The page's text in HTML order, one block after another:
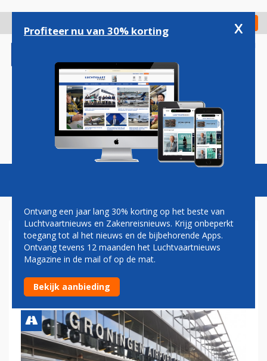
gaan
Check in
Magazine Podcasts Vacatures
KOS EN GAZIPASA NIEUW IN
ZOMERDIENSTREGELING
GRONINGEN AIRPORT EELDE
Profiteer nu van 30% korting x
Ontvang een jaar lang 30% korting op het beste van
Luchtvaartnieuws en Zakenreisnieuws. Krijg onbeperkt
toegang tot al het nieuws en de bijbehorende Apps.
Ontvang tevens 12 maanden het Luchtvaartnieuws
Magazine in de mail of op de mat.
Bekijk aanbieding